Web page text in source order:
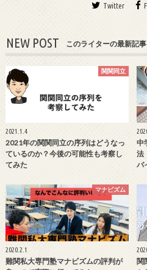
Twitter
NEW POST このライターの最新記事
関関同立
2021.1.4
2021年の関関同立の序列はどうなっ
ているのか？今後の可能性も考察し
てみた
中
法
バ
マナビズム
2020.2.1
難関私大専門塾マナビズムの評判が
関